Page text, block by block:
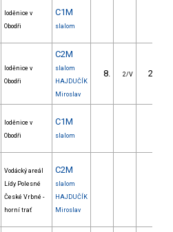
loděnice v
Obodři
C1M
slalom
loděnice v
Obodři
C2M
slalom
HAJDUČÍK
Miroslav
8. 2/V 28.80
loděnice v
Obodři
C1M
slalom
Vodácký areál
Lídy Polesné
České Vrbné -
horní trať
C2M
slalom
HAJDUČÍK
Miroslav